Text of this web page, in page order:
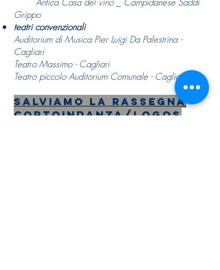
Grippo
teatri convenzionali
Auditorium di Musica Pier Luigi Da Palestrina -
Cagliari
Teatro Massimo - Cagliari
Teatro piccolo Auditorium Comunale - Cagliari
Salviamo la rassegna
CORTOINDANZA/logos